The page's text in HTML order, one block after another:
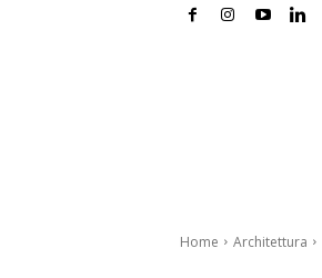
Home Architettura